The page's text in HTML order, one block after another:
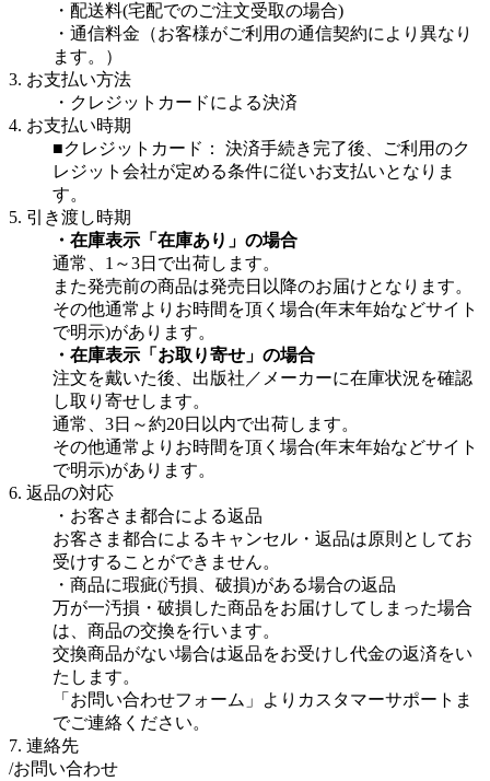
・配送料(宅配でのご注文受取の場合)
・通信料金（お客様がご利用の通信契約により異なり
ます。）
3. お支払い方法
・クレジットカードによる決済
4. お支払い時期
■クレジットカード： 決済手続き完了後、ご利用のク
レジット会社が定める条件に従いお支払いとなりま
す。
5. 引き渡し時期
・在庫表示「在庫あり」の場合
通常、1～3日で出荷します。
また発売前の商品は発売日以降のお届けとなります。
その他通常よりお時間を頂く場合(年末年始などサイト
で明示)があります。
・在庫表示「お取り寄せ」の場合
注文を戴いた後、出版社／メーカーに在庫状況を確認
し取り寄せします。
通常、3日～約20日以内で出荷します。
その他通常よりお時間を頂く場合(年末年始などサイト
で明示)があります。
6. 返品の対応
・お客さま都合による返品
お客さま都合によるキャンセル・返品は原則としてお
受けすることができません。
・商品に瑕疵(汚損、破損)がある場合の返品
万が一汚損・破損した商品をお届けしてしまった場合
は、商品の交換を行います。
交換商品がない場合は返品をお受けし代金の返済をい
たします。
「お問い合わせフォーム」よりカスタマーサポートま
でご連絡ください。
7. 連絡先
/お問い合わせ